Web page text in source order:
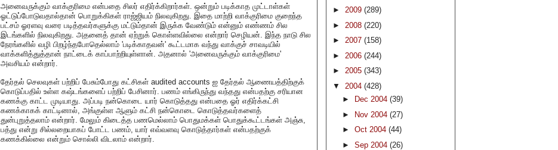
அனைவருக்கும் வாக்குரிமை என்பதை சிலர் எதிர்க்கிறார்கள். ஒன்றும் படிக்காத முட்டாள்கள்
ஓட்டுப்போடுவதால்தான் பொறுக்கிகள் ராஜ்ஜியம் நிலவுகிறது. இதை மாற்றி வாக்குரிமை குறைந்த
பட்சம் ஓரளவு வரை படித்தவர்களுக்கு மட்டும்தான் இருக்க வேண்டும் என்னும் எண்ணம் சில
இடங்களில் நிலவுகிறது. அதனைத் தான் ஏற்றுக் கொள்ளவில்லை என்றார் செழியன். இந்த நாடு சில
நேரங்களில் வழி பிறழ்ந்தபோதெல்லாம் 'படிக்காதவன்' கூட்டமாக வந்து வாக்குச் சாவடியில்
வாக்களித்துத்தான் நாட்டைக் காப்பாற்றியுள்ளான். அதனால் 'அனைவருக்கும் வாக்குரிமை'
அவசியம் என்றார்.
தேர்தல் செலவுகள் பற்றிப் பேசும்போது கட்சிகள் audited accounts ஐ தேர்தல் ஆணையத்திற்குக்
கொடுப்பதில் உள்ள கஷ்டங்களைப் பற்றிப் பேசினார். பணம் எங்கிருந்து வந்தது என்பதற்கு சரியான
கணக்கு காட்ட முடியாது. அப்படி நன்கொடை யார் கொடுத்தது என்பதை ஓர் எதிர்க்கட்சி
கணக்காகக் காட்டினால், அங்குள்ள ஆளும் கட்சி நன்கொடை கொடுத்தவர்களைத்
துன்புறுத்தலாம் என்றார். மேலும் கிடைத்த பணமெல்லாம் பொதுமக்கள் பொதுக்கூட்டங்கள் அஞ்சு,
பத்து என்று சில்லறையாகப் போட்ட பணம், யார் எவ்வளவு கொடுத்தார்கள் என்பதற்குக்
கணக்கில்லை என்றும் சொல்லி விடலாம் என்றார்.
► 2009 (289)
► 2008 (220)
► 2007 (158)
► 2006 (244)
► 2005 (343)
▼ 2004 (428)
►
Dec 2004 (39)
► Nov 2004 (27)
► Oct 2004 (44)
► Sep 2004 (26)